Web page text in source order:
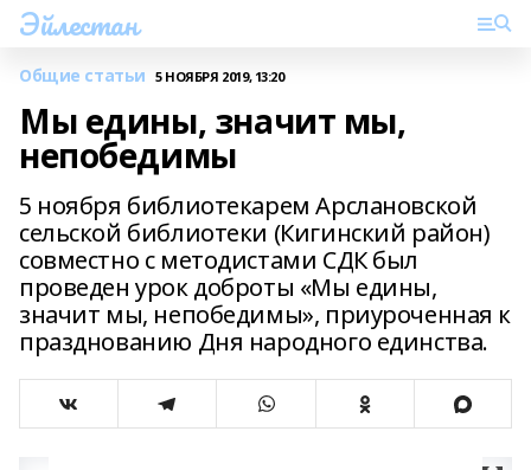
Эйлестан
Общие статьи 5 НОЯБРЯ 2019, 13:20
Мы едины, значит мы,
непобедимы
5 ноября библиотекарем Арслановской
сельской библиотеки (Кигинский район)
совместно с методистами СДК был
проведен урок доброты «Мы едины,
значит мы, непобедимы», приуроченная к
празднованию Дня народного единства.